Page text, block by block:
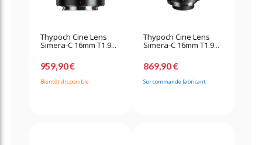
Thypoch Cine Lens
Simera-C 16mm T1.9...
959,90 €
Bientôt disponible
Thypoch Cine Lens
Simera-C 16mm T1.9...
869,90 €
Sur commande fabricant